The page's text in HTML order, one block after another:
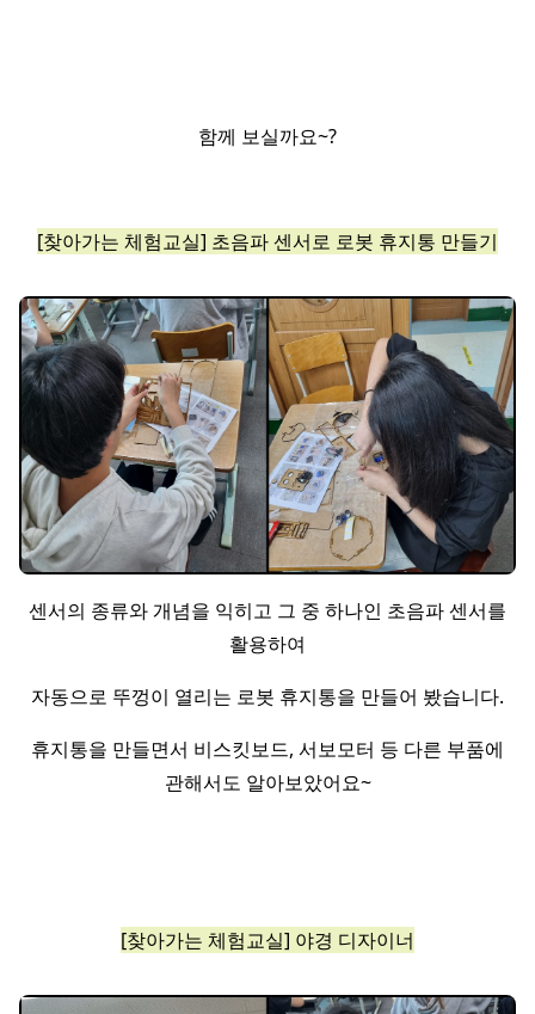
함께 보실까요~?​
[찾아가는 체험교실] 초음파 센서로 로봇 휴지통 만들기
센서의 종류와 개념을 익히고 그 중 하나인 초음파 센서를
활용하여
자동으로 뚜껑이 열리는 로봇 휴지통을 만들어 봤습니다.
휴지통을 만들면서 비스킷보드, 서보모터 등 다른 부품에
관해서도 알아보았어요~
[찾아가는 체험교실] 야경 디자이너